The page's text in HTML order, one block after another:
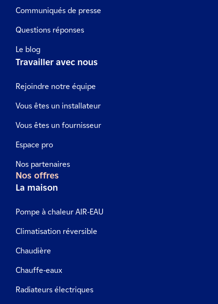
Communiqués de presse
Questions réponses
Le blog
Travailler avec nous
Rejoindre notre équipe
Vous êtes un installateur
Vous êtes un fournisseur
Espace pro
Nos partenaires
Nos offres
La maison
Pompe à chaleur AIR-EAU
Climatisation réversible
Chaudière
Chauffe-eaux
Radiateurs électriques